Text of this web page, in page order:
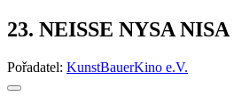
23. NEISSE NYSA
Pořadatel: KunstBauerKino e.V.